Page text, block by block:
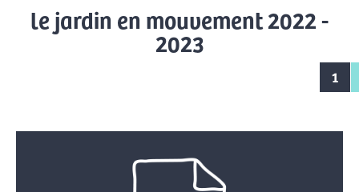
le jardin en mouvement 2022 -
2023
1